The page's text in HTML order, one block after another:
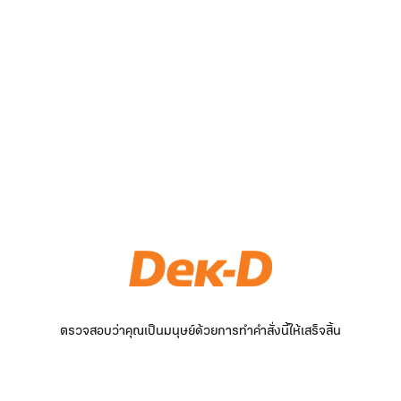
ตรวจสอบว่าคุณเป็นมนุษย์ด้วยการทำคำสั่งนี้ให้เสร็จสิ้น